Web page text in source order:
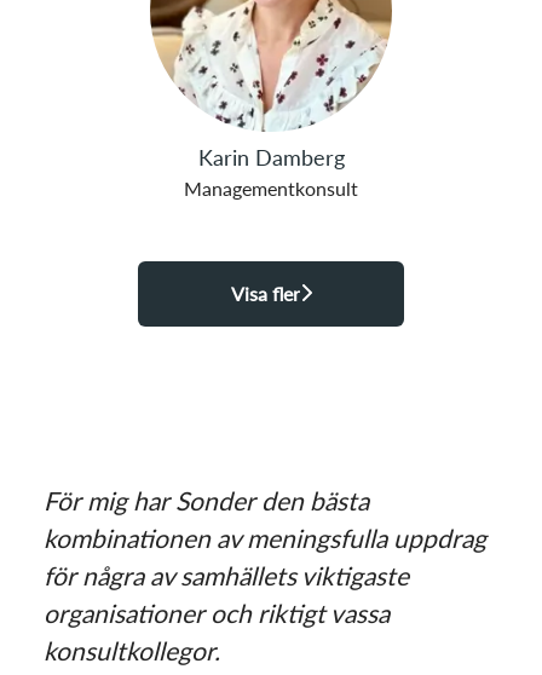
Karin Damberg
Managementkonsult
Visa fler
För mig har Sonder den bästa
kombinationen av meningsfulla uppdrag
för några av samhällets viktigaste
organisationer och riktigt vassa
konsultkollegor.